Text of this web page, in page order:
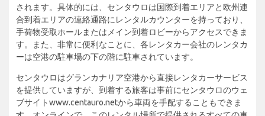
されます。具体的には、センタウロは国際到着エリアと欧州連
合到着エリアの連絡通路にレンタルカウンターを持っており、
手荷物受取ホールまたはメイン到着ロビーからアクセスできま
す。また、非常に便利なことに、各レンタカー会社のレンタカ
ーは空港の駐車場の下の階に駐車されています。
センタウロはグランカナリア空港から直接レンタカーサービス
を提供していますが、到着する旅客は事前にセンタウロのウェ
ブサイトwww.centauro.netから車両を手配することもできま